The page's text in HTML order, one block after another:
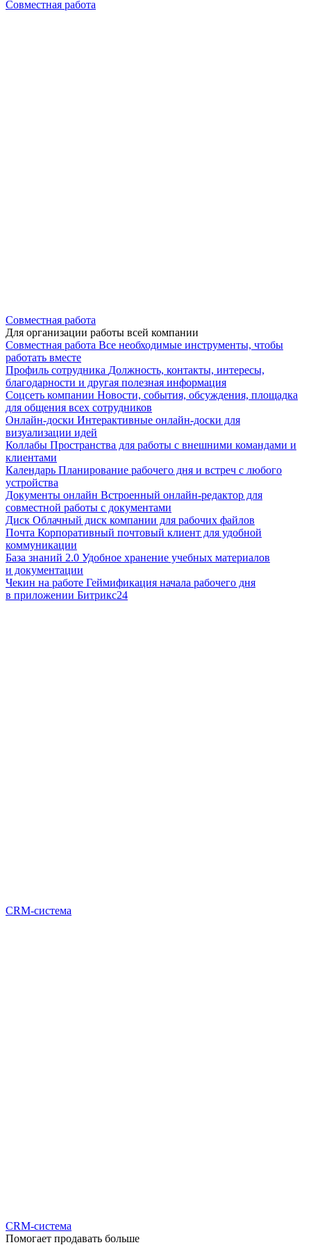
Совместная работа
Совместная работа
Для организации работы всей компании
Совместная работа Все необходимые инструменты, чтобы
работать вместе
Профиль сотрудника Должность, контакты, интересы,
благодарности и другая полезная информация
Соцсеть компании Новости, события, обсуждения, площадка
для общения всех сотрудников
Онлайн-доски Интерактивные онлайн-доски для
визуализации идей
Коллабы Пространства для работы с внешними командами и
клиентами
Календарь Планирование рабочего дня и встреч с любого
устройства
Документы онлайн Встроенный онлайн-редактор для
совместной работы с документами
Диск Облачный диск компании для рабочих файлов
Почта Корпоративный почтовый клиент для удобной
коммуникации
База знаний 2.0 Удобное хранение учебных материалов
и документации
Чекин на работе Геймификация начала рабочего дня
в приложении Битрикс24
CRM-система
CRM-система
Помогает продавать больше